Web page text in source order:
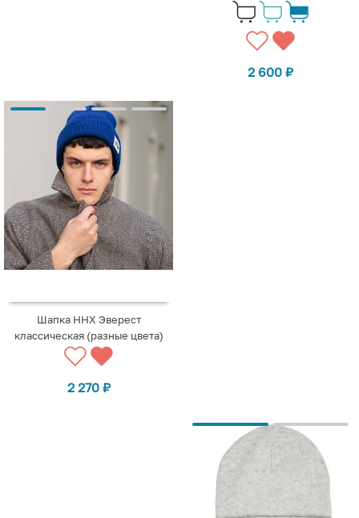
2 600 ₽
Шапка ННХ Эверест
классическая (разные цвета)
2 270 ₽